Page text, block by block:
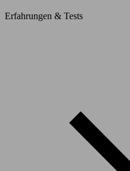
Erfahrungen & Tests